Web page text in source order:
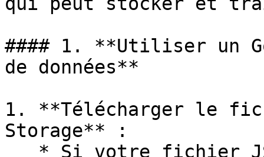
#### 1. **Utiliser un
de données**
1. **Télécharger le
Storage** :